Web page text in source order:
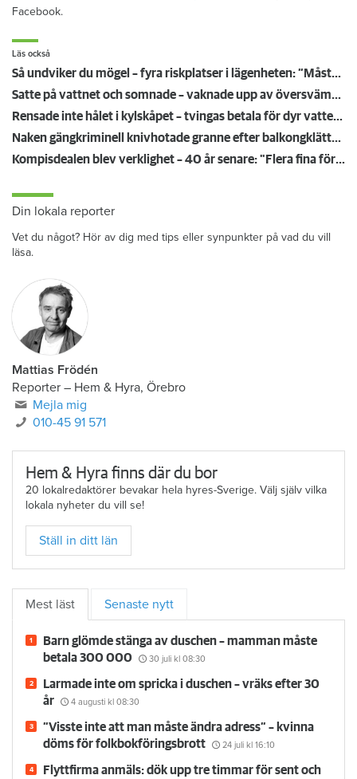
Facebook.
Läs också
Så undviker du mögel – fyra riskplatser i lägenheten: ”Måste städa bort”
Satte på vattnet och somnade – vaknade upp av översvämning hos grannen
Rensade inte hålet i kylskåpet – tvingas betala för dyr vattenskada
Naken gängkriminell knivhotade granne efter balkongklättring
Kompisdealen blev verklighet – 40 år senare: "Flera fina fördelar med att dela bostad"
Din lokala reporter
Vet du något? Hör av dig med tips eller synpunkter på vad du vill
läsa.
Mattias Frödén
Reporter – Hem & Hyra, Örebro
Mejla mig
010-45 91 571
Hem & Hyra finns där du bor
20 lokalredaktörer bevakar hela hyres-Sverige. Välj själv vilka
lokala nyheter du vill se!
Ställ in ditt län
Mest läst Senaste nytt
Barn glömde stänga av duschen – mamman måste
betala 300 000
30 juli kl 08:30
Larmade inte om spricka i duschen – vräks efter 30
år
4 augusti kl 08:30
”Visste inte att man måste ändra adress” – kvinna
döms för folkbokföringsbrott
24 juli kl 16:10
Flyttfirma anmäls: dök upp tre timmar för sent och